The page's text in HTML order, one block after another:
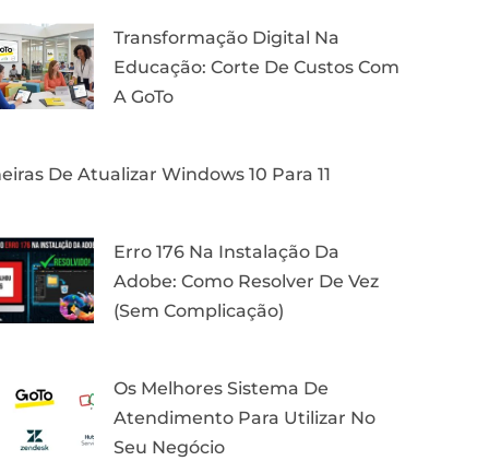
Transformação Digital Na
Educação: Corte De Custos Com
A GoTo
De Atualizar Windows 10 Para 11
Erro 176 Na Instalação Da
Adobe: Como Resolver De Vez
(Sem Complicação)
Os Melhores Sistema De
Atendimento Para Utilizar No
Seu Negócio